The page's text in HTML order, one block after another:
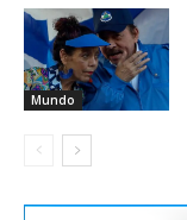
Mundo